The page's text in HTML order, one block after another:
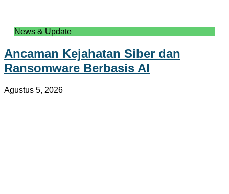
News & Update
Ancaman Kejahatan Siber dan
Ransomware Berbasis AI
Agustus 5, 2026